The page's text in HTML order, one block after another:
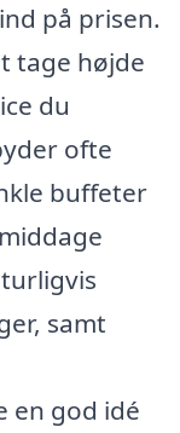
på prisen.
tage højde
du
ofte
buffeter
samt
en god idé